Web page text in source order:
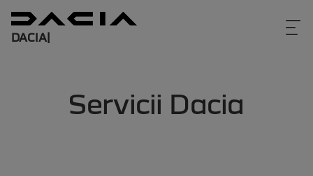
DACIA
Servicii Dacia